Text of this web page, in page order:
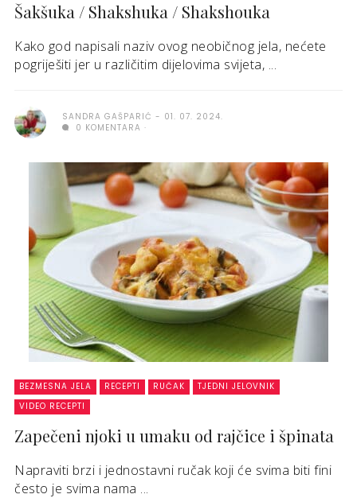
Šakšuka / Shakshuka / Shakshouka
Kako god napisali naziv ovog neobičnog jela, nećete
pogriješiti jer u različitim dijelovima svijeta, ...
SANDRA GAŠPARIĆ
01. 07. 2024.
0 KOMENTARA
BEZMESNA JELA RECEPTI RUČAK
TJEDNI JELOVNIK
VIDEO RECEPTI
Zapečeni njoki u umaku od rajčice i špinata
Napraviti brzi i jednostavni ručak koji će svima biti fini
često je svima nama ...